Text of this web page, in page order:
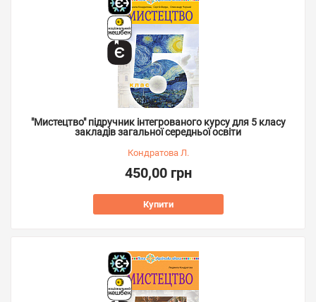
"Мистецтво" підручник інтегрованого курсу для 5 класу
закладів загальної середньої освіти
Кондратова Л.
450,00 грн
Купити